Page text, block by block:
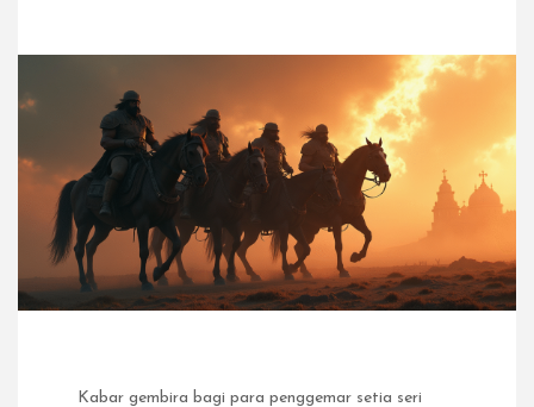
Kabar gembira bagi para penggemar setia seri